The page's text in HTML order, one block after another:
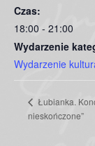
Czas:
18:00 - 21:00
Wydarzenie
Wydarzenie
Łubianka.
nieskończone”